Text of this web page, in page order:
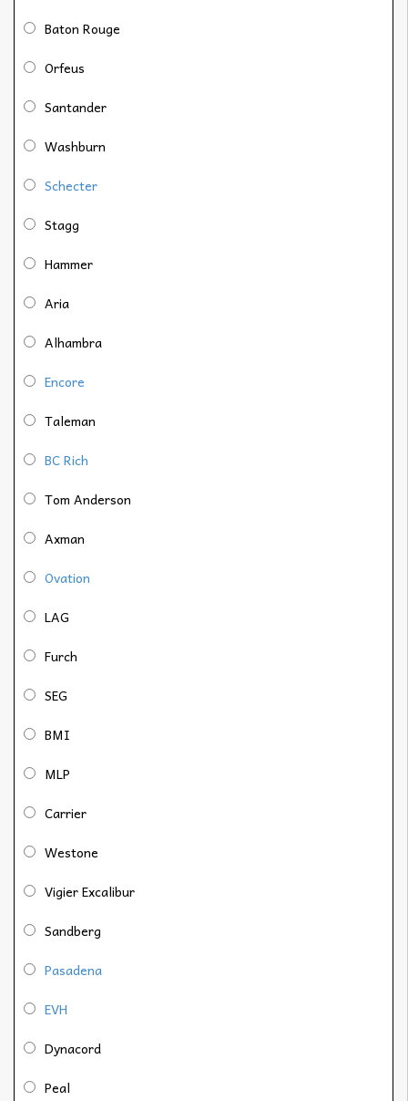
Baton Rouge
Orfeus
Santander
Washburn
Schecter
Stagg
Hammer
Aria
Alhambra
Encore
Taleman
BC Rich
Tom Anderson
Axman
Ovation
LAG
Furch
SEG
BMI
MLP
Carrier
Westone
Vigier Excalibur
Sandberg
Pasadena
EVH
Dynacord
Peal